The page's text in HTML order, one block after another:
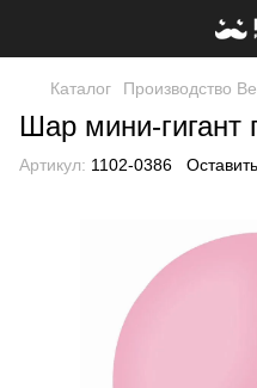
Каталог Производство
Шар мини-гигант
Артикул: 1102-0386